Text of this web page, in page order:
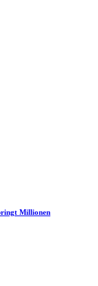
Millionen